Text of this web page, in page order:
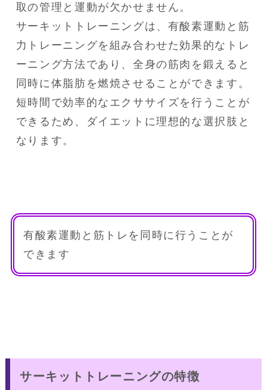
取の管理と運動が欠かせません。
サーキットトレーニングは、有酸素運動と筋
力トレーニングを組み合わせた効果的なトレ
ーニング方法であり、全身の筋肉を鍛えると
同時に体脂肪を燃焼させることができます。
短時間で効率的なエクササイズを行うことが
できるため、ダイエットに理想的な選択肢と
なります。
有酸素運動と筋トレを同時に行うことが
できます
サーキットトレーニングの特徴